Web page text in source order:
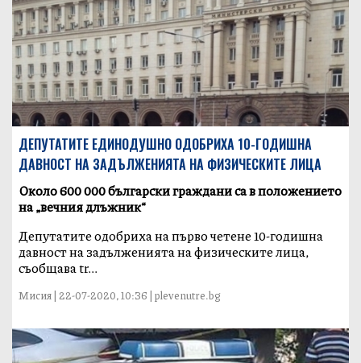
ДЕПУТАТИТЕ ЕДИНОДУШНО ОДОБРИХА 10-ГОДИШНА
ДАВНОСТ НА ЗАДЪЛЖЕНИЯТА НА ФИЗИЧЕСКИТЕ ЛИЦА
Около 600 000 български граждани са в положението
на „вечния длъжник“
Депутатите одобриха на първо четене 10-годишна
давност на задълженията на физическите лица,
съобщава tr...
Мисия | 22-07-2020, 10:36 | plevenutre.bg